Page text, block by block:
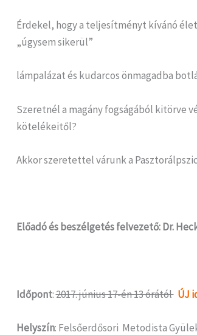
Érdekel, hogy a teljesítményt kívánó
„úgysem sikerül”
lámpalázat és kudarcos önmagadba
Szeretnél a magány fogságából kitörve
kötelékeitől?
Akkor szeretettel várunk a
Előadó és beszélgetés felvezető: Dr.
Időpont:2017. június 17-én 13 órától ÚJ
Helyszín: Felsőerdősori Metodista